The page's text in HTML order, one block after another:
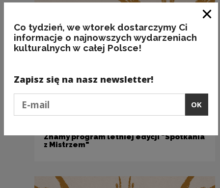
Znamy program letniej edycji "Spotkania
z Mistrzem"
Co tydzień, we wtorek dostarczymy Ci
informacje o najnowszych wydarzeniach
kulturalnych w całej Polsce!
Zapisz się na nasz newsletter!
OK